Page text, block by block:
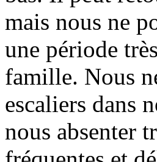
mais nous ne
une période
famille. Nous
escaliers dans
nous absenter